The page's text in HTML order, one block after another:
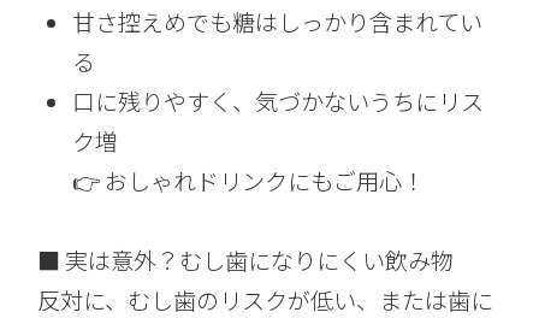
甘さ控えめでも糖はしっかり含まれてい
る
口に残りやすく、気づかないうちにリス
ク増
👉 おしゃれドリンクにもご用心！
■ 実は意外？むし歯になりにくい飲み物
反対に、むし歯のリスクが低い、または歯に